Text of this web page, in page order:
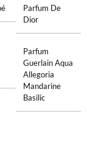
Parfum De
Dior
Parfum
Guerlain Aqua
Allegoria
Mandarine
Basilic